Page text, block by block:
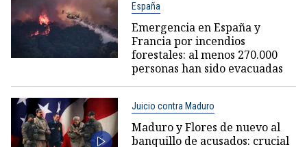
España
Emergencia en España y
Francia por incendios
forestales: al menos 270.000
personas han sido evacuadas
Juicio contra Maduro
Maduro y Flores de nuevo al
banquillo de acusados: crucial